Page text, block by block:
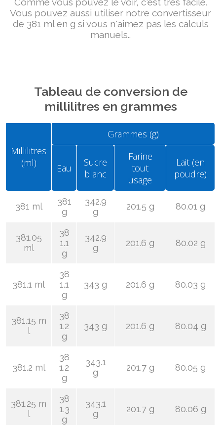
Vous pouvez aussi utiliser notre convertisseur
de 381 ml en g si vous n'aimez pas les calculs
manuels..
Tableau de conversion de
millilitres en grammes
Millilitres
(ml)
Grammes (g)
Eau
Sucre
blanc
Farine
tout
usage
Lait (en
poudre)
381 ml
381
g
342.9
g
201.5 g 80.01 g
381.05
ml
38
1.1
g
342.9
g
201.6 g 80.02 g
381.1 ml
38
1.1
g
343 g 201.6 g 80.03 g
381.15 m
l
38
1.2
g
343 g 201.6 g 80.04 g
381.2 ml
38
1.2
g
343.1
g
201.7 g 80.05 g
381.25 m
l
38
1.3
g
343.1
g
201.7 g 80.06 g